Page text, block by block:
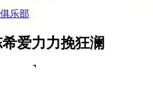
乐部
爱力力挽狂澜